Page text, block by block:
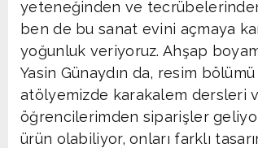
yeteneğinden ve
ben de bu sanat evini açmaya
yoğunluk veriyoruz. Ahşap
Yasin Günaydın da, resim
atölyemizde karakalem dersleri
öğrencilerimden siparişler
ürün olabiliyor, onları farklı